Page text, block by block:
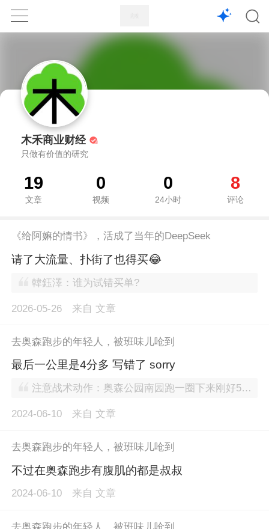
1X
木禾商业财经
只做有价值的研究
19
文章
0
视频
0
24小时
8
评论
《给阿嫲的情书》，活成了当年的DeepSeek
请了大流量、扑街了也得买😂
韓鈺澤：谁为试错买单?
2026-05-26 来自 文章
去奥森跑步的年轻人，被班味儿呛到
最后一公里是4分多 写错了 sorry
注意战术动作：奥森公园南园跑一圈下来刚好5公里，而张朝阳的最后一跑以4分58秒刷新了自己的纪录。有网友评，“他当初能这么整搜狐就好了。” 张朝阳4分58跑5公里？
2024-06-10 来自 文章
去奥森跑步的年轻人，被班味儿呛到
不过在奥森跑步有腹肌的都是叔叔
2024-06-10 来自 文章